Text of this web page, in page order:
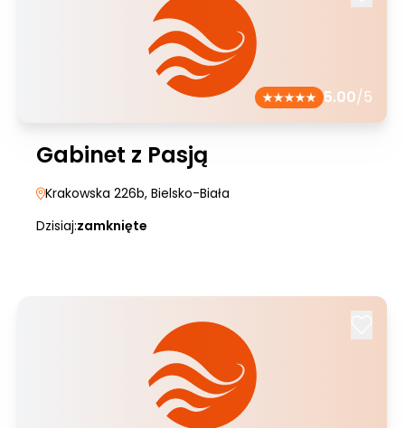
5.00/5
Gabinet z Pasją
Krakowska 226b, Bielsko-Biała
Dzisiaj:zamknięte